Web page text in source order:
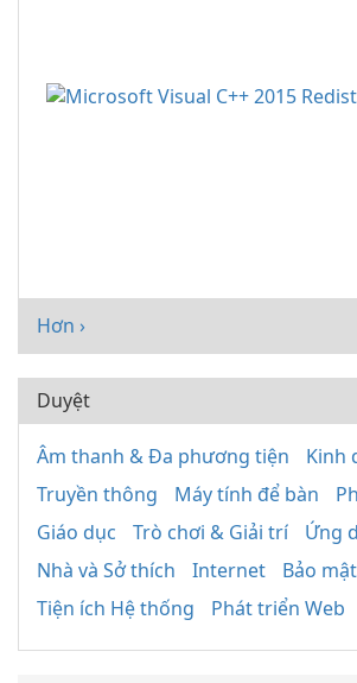
Hơn ›
Duyệt
Âm thanh & Đa phương tiện
Kinh
Truyền thông
Máy tính để bàn
Giáo dục
Trò chơi & Giải trí
Ứng
Nhà và Sở thích
Internet Bảo mật
Tiện ích Hệ thống
Phát triển Web